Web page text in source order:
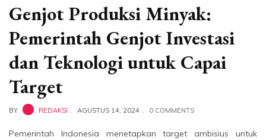
Genjot Produksi Minyak:
Pemerintah Genjot Investasi
dan Teknologi untuk Capai
Target
BY REDAKSI AGUSTUS 14, 2024 0 COMMENTS
Pemerintah Indonesia menetapkan target ambisius untuk